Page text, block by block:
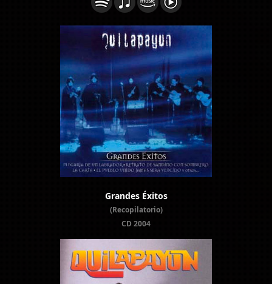
Grandes Éxitos
(Recopilatorio)
CD 2004